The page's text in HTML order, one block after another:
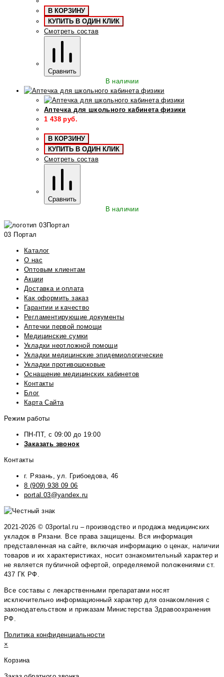
В КОРЗИНУ
КУПИТЬ В ОДИН КЛИК
Смотреть состав
Сравнить
В наличии
Аптечка для школьного кабинета физики
1 438 руб.
В КОРЗИНУ
КУПИТЬ В ОДИН КЛИК
Смотреть состав
Сравнить
В наличии
03 Портал
Каталог
О нас
Оптовым клиентам
Акции
Доставка и оплата
Как оформить заказ
Гарантии и качество
Регламентирующие документы
Аптечки первой помощи
Медицинские сумки
Укладки неотложной помощи
Укладки медицинские эпидемиологические
Укладки противошоковые
Оснащение медицинских кабинетов
Контакты
Блог
Карта Сайта
Режим работы
ПН-ПТ, с 09:00 до 19:00
Заказать звонок
Контакты
г. Рязань, ул. Грибоедова, 46
8 (909) 938 09 06
portal.03@yandex.ru
2021-2026 © 03portal.ru – производство и продажа медицинских
укладок в Рязани. Все права защищены. Вся информация
представленная на сайте, включая информацию о ценах, наличии
товаров и их характеристиках, носит ознакомительный характер и
не является публичной офертой, определяемой положениями ст.
437 ГК РФ.
Все составы с лекарственными препаратами носят
исключительно информационный характер для ознакомления с
законодательством и приказам Министерства Здравоохранения
РФ.
Политика конфиденциальности
×
Корзина